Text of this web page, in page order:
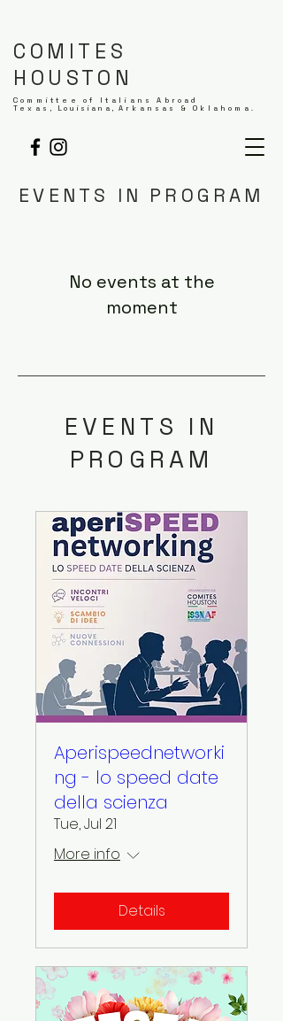
Committee of Italians Abroad
Texas,
Louisiana, Arkansas & Oklahoma.
COMITES
HOUSTON
EVENTS IN PROGRAM
No events at the
moment
EVENTS IN
PROGRAM
Aperispeednetworki
ng - lo speed date
della scienza
Tue, Jul 21
More info
Details